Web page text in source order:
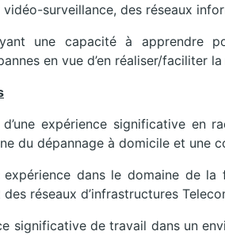
surveillance, des réseaux
une capacité à apprendre
en vue d’en réaliser/faciliter
expérience significative en
du dépannage à domicile et une
expérience dans le domaine de
réseaux d’infrastructures
significative de travail dans un